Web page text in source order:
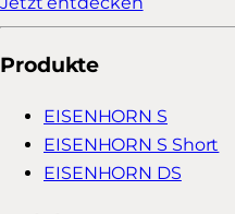
Produkte
EISENHORN S
EISENHORN S Short
EISENHORN DS